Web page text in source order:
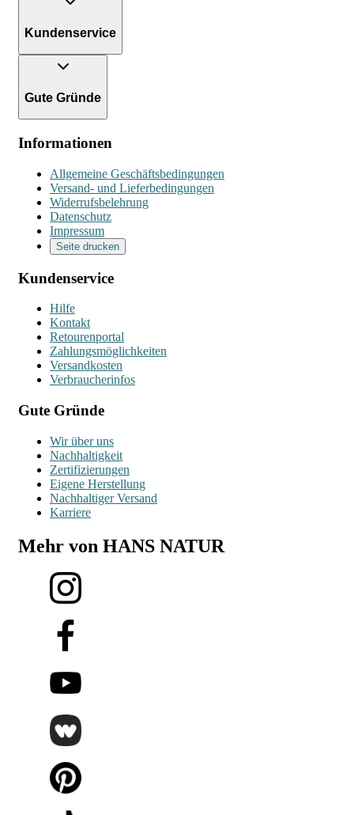
Kundenservice
Gute Gründe
Informationen
Allgemeine Geschäftsbedingungen
Versand- und Lieferbedingungen
Widerrufsbelehrung
Datenschutz
Impressum
Seite drucken
Kundenservice
Hilfe
Kontakt
Retourenportal
Zahlungsmöglichkeiten
Versandkosten
Verbraucherinfos
Gute Gründe
Wir über uns
Nachhaltigkeit
Zertifizierungen
Eigene Herstellung
Nachhaltiger Versand
Karriere
Mehr von HANS NATUR